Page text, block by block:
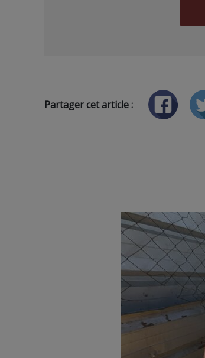
Partager cet article :